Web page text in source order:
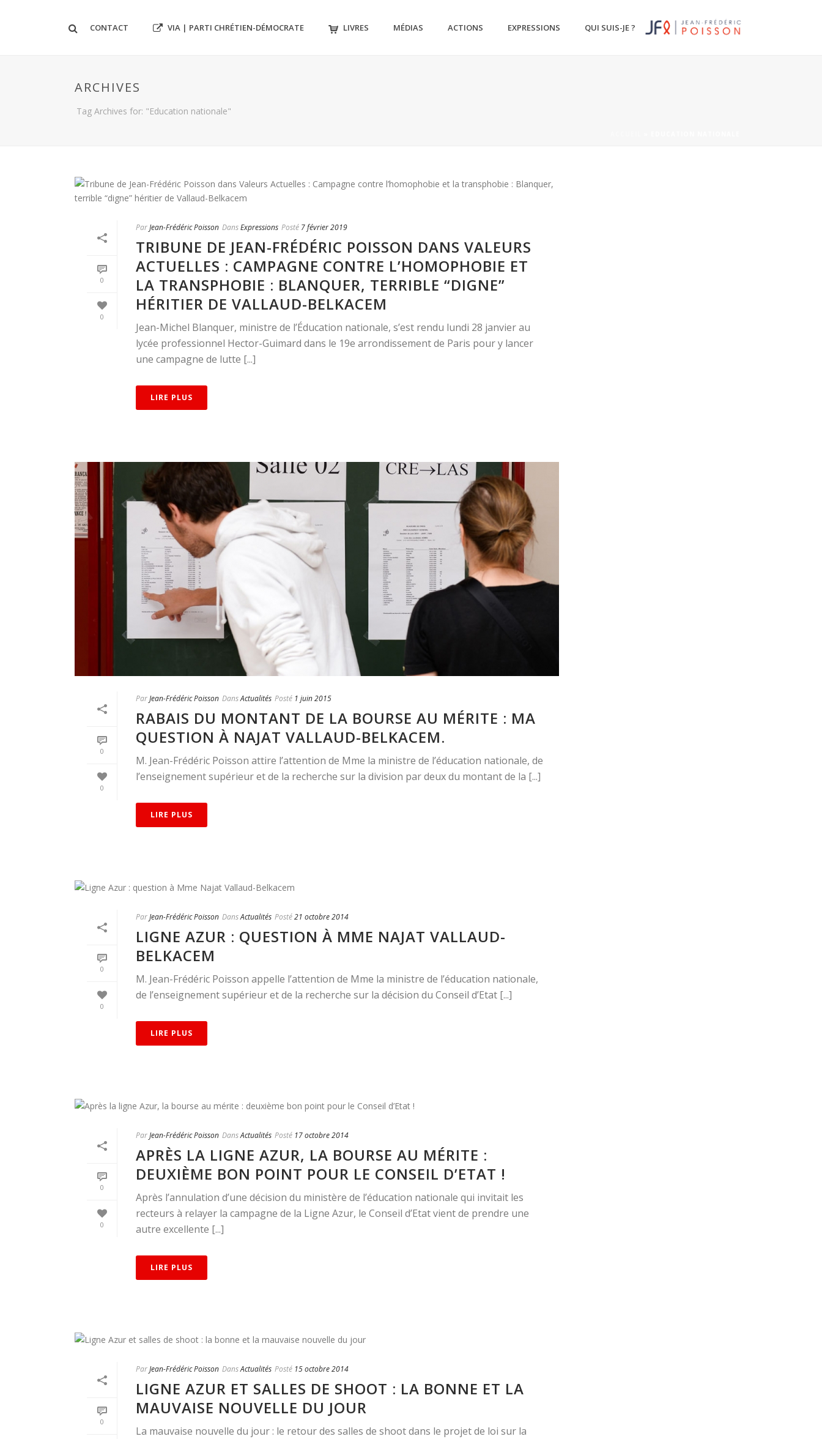
QUI SUIS-JE ?
EXPRESSIONS
ACTIONS
MÉDIAS
LIVRES
VIA | PARTI CHRÉTIEN-DÉMOCRATE
CONTACT
ARCHIVES
Tag Archives for: "Education nationale"
0
0
ParJean-Frédéric Poisson DansExpressions Posté 7 février 2019
TRIBUNE DE JEAN-FRÉDÉRIC POISSON DANS VALEURS
ACTUELLES : CAMPAGNE CONTRE L’HOMOPHOBIE ET
LA TRANSPHOBIE : BLANQUER, TERRIBLE “DIGNE”
HÉRITIER DE VALLAUD-BELKACEM
Jean-Michel Blanquer, ministre de l’Éducation nationale, s’est rendu lundi 28 janvier au
lycée professionnel Hector-Guimard dans le 19e arrondissement de Paris pour y lancer
une campagne de lutte [...]
LIRE PLUS
0
0
ParJean-Frédéric Poisson DansActualités Posté 1 juin 2015
RABAIS DU MONTANT DE LA BOURSE AU MÉRITE : MA
QUESTION À NAJAT VALLAUD-BELKACEM.
M. Jean-Frédéric Poisson attire l’attention de Mme la ministre de l’éducation nationale, de
l’enseignement supérieur et de la recherche sur la division par deux du montant de la [...]
LIRE PLUS
0
0
ParJean-Frédéric Poisson DansActualités Posté21 octobre 2014
LIGNE AZUR : QUESTION À MME NAJAT VALLAUD-
BELKACEM
M. Jean-Frédéric Poisson appelle l’attention de Mme la ministre de l’éducation nationale,
de l’enseignement supérieur et de la recherche sur la décision du Conseil d’Etat [...]
LIRE PLUS
0
0
ParJean-Frédéric Poisson DansActualités Posté 17 octobre 2014
APRÈS LA LIGNE AZUR, LA BOURSE AU MÉRITE :
DEUXIÈME BON POINT POUR LE CONSEIL D’ETAT !
Après l’annulation d’une décision du ministère de l’éducation nationale qui invitait les
recteurs à relayer la campagne de la Ligne Azur, le Conseil d’Etat vient de prendre une
autre excellente [...]
LIRE PLUS
0
ParJean-Frédéric Poisson DansActualités Posté 15 octobre 2014
LIGNE AZUR ET SALLES DE SHOOT : LA BONNE ET LA
MAUVAISE NOUVELLE DU JOUR
La mauvaise nouvelle du jour : le retour des salles de shoot dans le projet de loi sur la